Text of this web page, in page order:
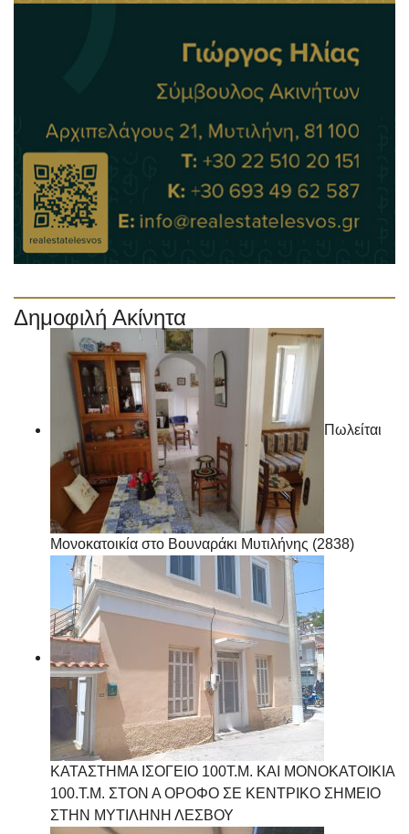
Δημοφιλή Ακίνητα
Πωλείται
Μονοκατοικία στο Βουναράκι Μυτιλήνης (2838)
ΚΑΤΑΣΤΗΜΑ ΙΣΟΓΕΙΟ 100Τ.Μ. ΚΑΙ ΜΟΝΟΚΑΤΟΙΚΙΑ
100.Τ.Μ. ΣΤΟΝ Α ΟΡΟΦΟ ΣΕ ΚΕΝΤΡΙΚΟ ΣΗΜΕΙΟ
ΣΤΗΝ ΜΥΤΙΛΗΝΗ ΛΕΣΒΟΥ